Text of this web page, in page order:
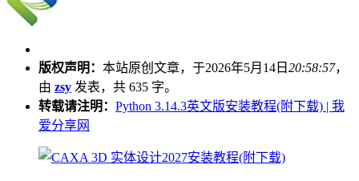
版权声明： 本站原创文章，于2026年5月14日 20:58:57，
由 zsy 发表，共 635 字。
转载请注明： Python 3.14.3英文版安装教程(附下载) | 我
爱分享网